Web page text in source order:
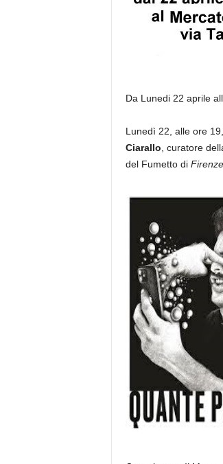
Da Lunedi 22 aprile
Lunedì 22, alle ore
Ciarallo , curatore
del Fumetto di Firenze